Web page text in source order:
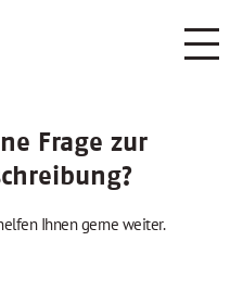
Frage zur
Ihnen gerne weiter.